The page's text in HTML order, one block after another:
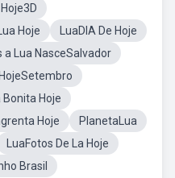
Hoje3D
Hoje
LuaDIA De Hoje
a Lua NasceSalvador
HojeSetembro
Bonita Hoje
Hoje
PlanetaLua
LuaFotos De La Hoje
Brasil